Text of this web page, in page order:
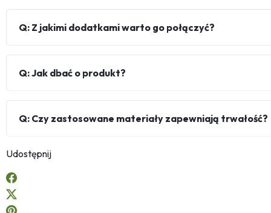
Q: Z jakimi dodatkami warto go połączyć?
Q: Jak dbać o produkt?
Q: Czy zastosowane materiały zapewniają trwałość?
Udostępnij